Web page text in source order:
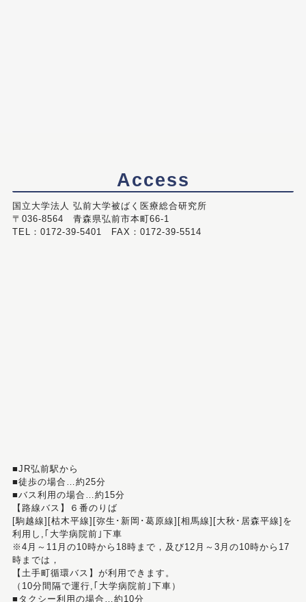
Access
国立大学法人 弘前大学被ばく医療総合研究所
〒036-8564 青森県弘前市本町66-1
TEL：0172-39-5401 FAX：0172-39-5514
■JR弘前駅から
■徒歩の場合…約25分
■バス利用の場合…約15分
【路線バス】６番のりば
[駒越線][枯木平線][弥生･新岡･葛原線][相馬線][大秋･居森平線]を
利用し,｢大学病院前｣下車
※4月～11月の10時から18時まで，及び12月～3月の10時から17
時までは，
【土手町循環バス】が利用できます。
（10分間隔で運行,｢大学病院前｣下車）
■タクシー利用の場合…約10分